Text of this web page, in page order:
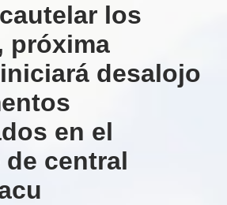
los
próxima
desalojo
en el
de central